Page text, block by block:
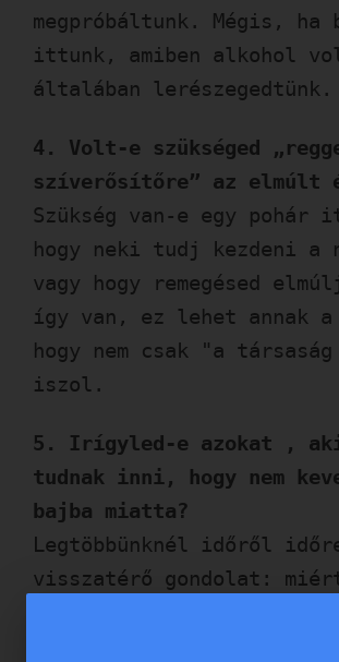
megpróbáltunk. Mégis, ha
ittunk, amiben alkohol
általában lerészegedtünk.
4. Volt-e szükséged
szíverősítőre” az elmúlt
Szükség van-e egy pohár
hogy neki tudj kezdeni a
vagy hogy remegésed
így van, ez lehet annak
hogy nem csak "a
iszol.
5. Irígyled-e azokat ,
tudnak inni, hogy nem
bajba miatta?
Legtöbbünknél időről
visszatérő gondolat: miért
vagyunk képesek